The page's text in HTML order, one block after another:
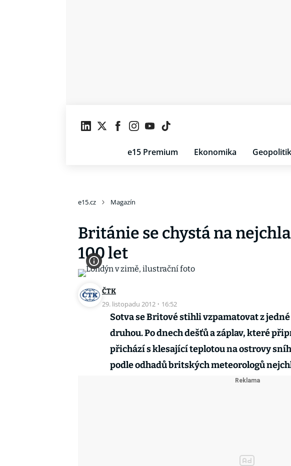
e15 Premium Ekonomika
e15.cz Magazín
Británie se chystá na
100 let
ČTK
29. listopadu 2012 · 16:52
Sotva se Britové stihli vzpamatovat z
druhou. Po dnech dešťů a záplav, které
přichází s klesající teplotou na ostrovy
podle odhadů britských meteorologů